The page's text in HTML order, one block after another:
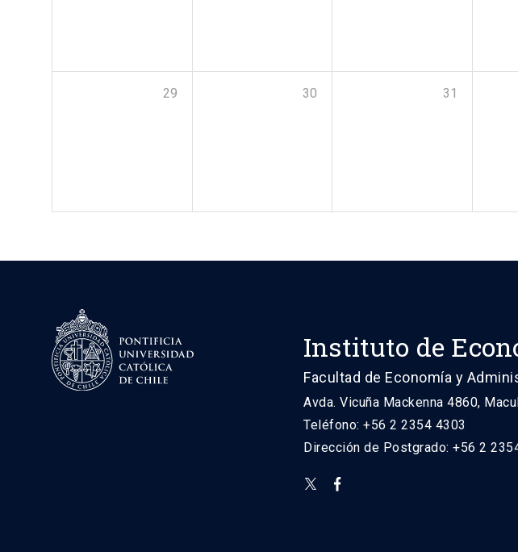
29 30 31
Instituto de
Facultad de Economía y
Avda. Vicuña Mackenna 4860,
Teléfono: +56 2 2354 4303
Dirección de Postgrado: +56 2